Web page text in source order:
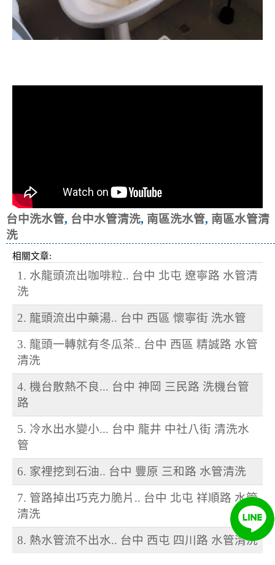
台中洗水管, 台中水管清洗, 南區洗水管, 南區水管清
洗
相關文章:
1. 水龍頭流出咖啡粒.. 台中 北屯 遼寧路 水管清
洗
2. 龍頭流出中藥湯.. 台中 西區 懷寧街 洗水管
3. 龍頭一轉就有冬瓜茶.. 台中 西區 精誠路 水管
清洗
4. 機台散熱不良... 台中 神岡 三民路 洗機台管
路
5. 冷水出水變小... 台中 龍井 中社八街 清洗水
管
6. 家裡挖到石油.. 台中 豐原 三和路 水管清洗
7. 管路掉出巧克力脆片.. 台中 北屯 祥順路 水管
清洗
8. 熱水管流不出水.. 台中 西屯 四川路 水管清洗